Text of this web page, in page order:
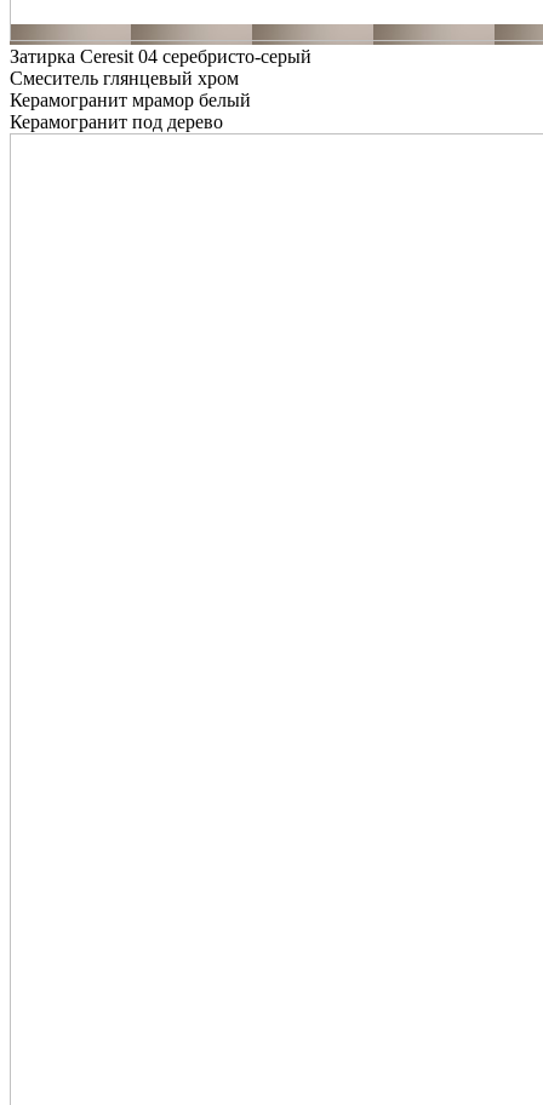
Затирка Ceresit 04 серебристо-серый
Смеситель глянцевый хром
Керамогранит мрамор белый
Керамогранит под дерево